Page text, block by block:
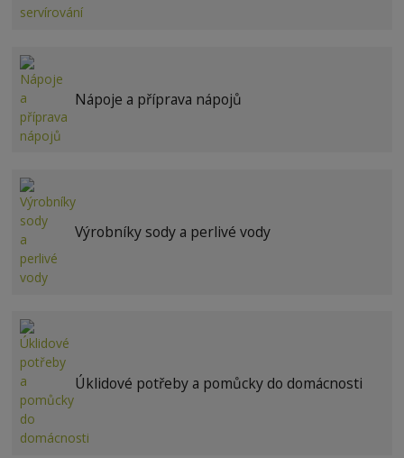
Nápoje a příprava nápojů
Výrobníky sody a perlivé vody
Úklidové potřeby a pomůcky do domácnosti